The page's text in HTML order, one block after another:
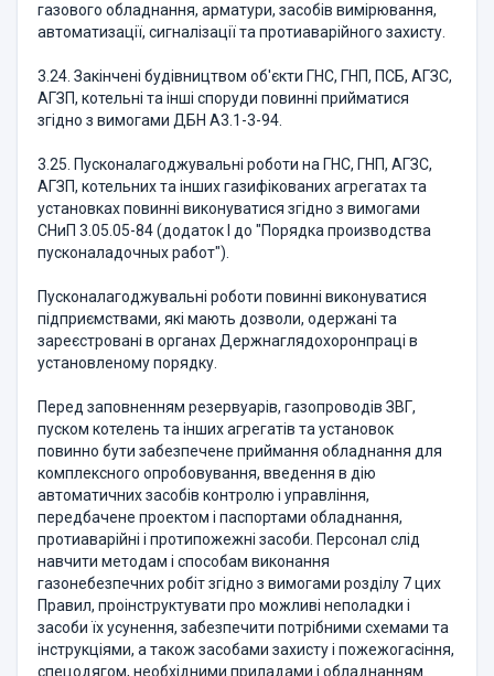
газового обладнання, арматури, засобів вимірювання,
автоматизації, сигналізації та протиаварійного захисту.
3.24. Закінчені будівництвом об'єкти ГНС, ГНП, ПСБ, АГЗС,
АГЗП, котельні та інші споруди повинні прийматися
згідно з вимогами ДБН А3.1-3-94.
3.25. Пусконалагоджувальні роботи на ГНС, ГНП, АГЗС,
АГЗП, котельних та інших газифікованих агрегатах та
установках повинні виконуватися згідно з вимогами
СНиП 3.05.05-84 (додаток I до "Порядка производства
пусконаладочных работ").
Пусконалагоджувальні роботи повинні виконуватися
підприємствами, які мають дозволи, одержані та
зареєстровані в органах Держнаглядохоронпраці в
установленому порядку.
Перед заповненням резервуарів, газопроводів ЗВГ,
пуском котелень та інших агрегатів та установок
повинно бути забезпечене приймання обладнання для
комплексного опробовування, введення в дію
автоматичних засобів контролю і управління,
передбачене проектом і паспортами обладнання,
протиаварійні і протипожежні засоби. Персонал слід
навчити методам і способам виконання
газонебезпечних робіт згідно з вимогами розділу 7 цих
Правил, проінструктувати про можливі неполадки і
засоби їх усунення, забезпечити потрібними схемами та
інструкціями, а також засобами захисту і пожежогасіння,
спецодягом, необхідними приладами і обладнанням.